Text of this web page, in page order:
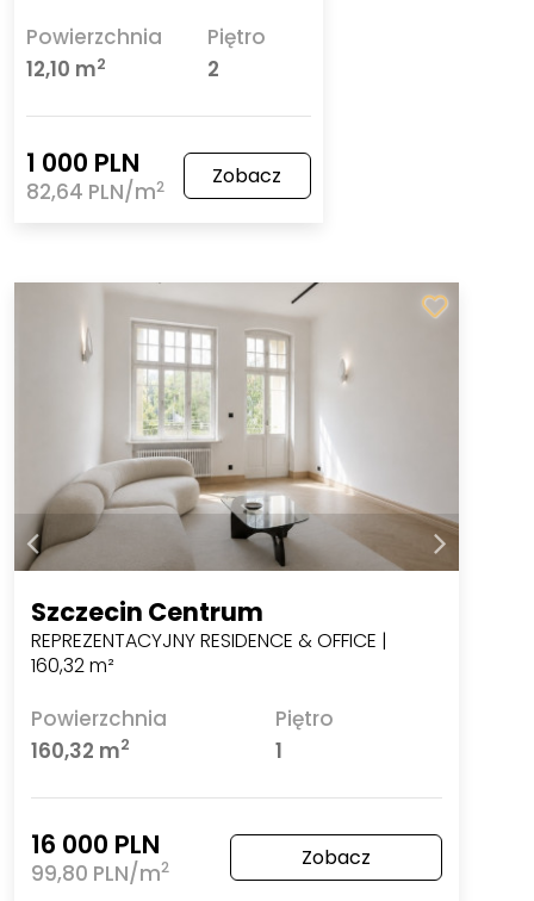
Powierzchnia
12,10 m2
Piętro
2
1 000 PLN
82,64 PLN/m2 Zobacz
Szczecin Centrum
REPREZENTACYJNY RESIDENCE & OFFICE |
160,32 m²
Powierzchnia
160,32 m2
Piętro
1
16 000 PLN
99,80 PLN/m2 Zobacz